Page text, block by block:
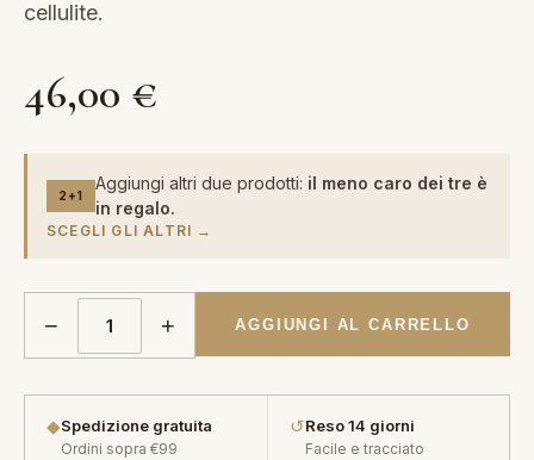
cellulite.
46,00 €
2+1
Aggiungi altri due prodotti: il meno caro dei tre è
in regalo.
SCEGLI GLI ALTRI →
− + AGGIUNGI AL CARRELLO
◆Spedizione gratuita
Ordini sopra €99
↺Reso 14 giorni
Facile e tracciato